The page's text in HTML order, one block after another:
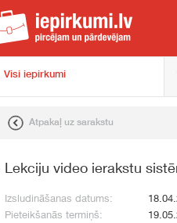
Visi iepirkumi
Atpakaļ uz sarakstu
Lekciju video ierakstu
Izsludināšanas datums:
Pieteikšanās termiņš: